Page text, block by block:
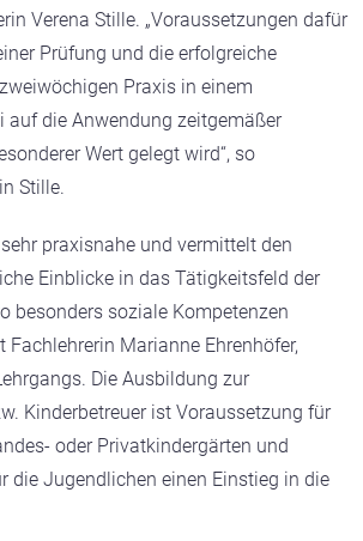
Verena Stille. „Voraussetzungen dafür
Prüfung und die erfolgreiche
Praxis in einem
auf die Anwendung zeitgemäßer
Wert gelegt wird“, so
Stille.
praxisnahe und vermittelt den
Einblicke in das Tätigkeitsfeld der
besonders soziale Kompetenzen
Fachlehrerin Marianne Ehrenhöfer,
Die Ausbildung zur
Kinderbetreuer ist Voraussetzung für
oder Privatkindergärten und
die Jugendlichen einen Einstieg in die